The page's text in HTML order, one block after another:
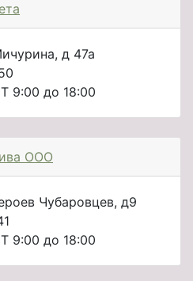
д 47а
9:00 до 18:00
ООО
Чубаровцев, д9
9:00 до 18:00